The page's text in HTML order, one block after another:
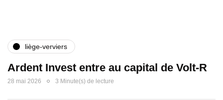
liège-verviers
Ardent Invest entre au capital de Volt-R
28 mai 2026 3 Minute(s) de lecture